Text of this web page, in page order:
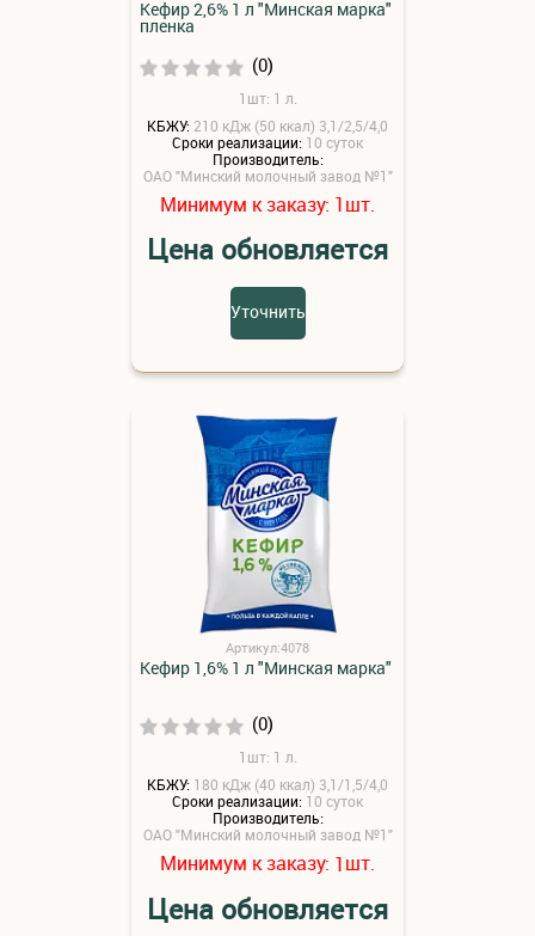
Кефир 2,6% 1 л "Минская марка"
пленка
(0)
1шт: 1 л.
КБЖУ:210 кДж (50 ккал) 3,1/2,5/4,0
Сроки реализации: 10 суток
Производитель:
ОАО "Минский молочный завод №1"
Минимум к заказу: 1шт.
Цена обновляется
Уточнить
Артикул:4078
Кефир 1,6% 1 л "Минская марка"
(0)
1шт: 1 л.
КБЖУ: 180 кДж (40 ккал) 3,1/1,5/4,0
Сроки реализации: 10 суток
Производитель:
ОАО "Минский молочный завод №1"
Минимум к заказу: 1шт.
Цена обновляется